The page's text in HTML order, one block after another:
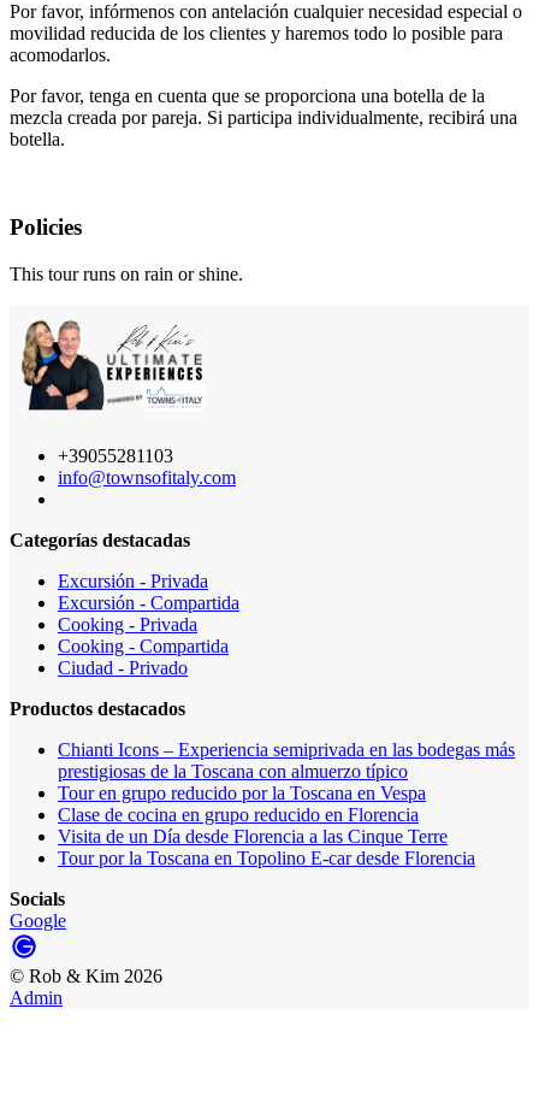
Por favor, infórmenos con antelación cualquier necesidad especial o
movilidad reducida de los clientes y haremos todo lo posible para
acomodarlos.
Por favor, tenga en cuenta que se proporciona una botella de la
mezcla creada por pareja. Si participa individualmente, recibirá una
botella.
Policies
This tour runs on rain or shine.
+39055281103
info@townsofitaly.com
Categorías destacadas
Excursión - Privada
Excursión - Compartida
Cooking - Privada
Cooking - Compartida
Ciudad - Privado
Productos destacados
Chianti Icons – Experiencia semiprivada en las bodegas más
prestigiosas de la Toscana con almuerzo típico
Tour en grupo reducido por la Toscana en Vespa
Clase de cocina en grupo reducido en Florencia
Visita de un Día desde Florencia a las Cinque Terre
Tour por la Toscana en Topolino E-car desde Florencia
Socials
Google
© Rob & Kim 2026
Admin